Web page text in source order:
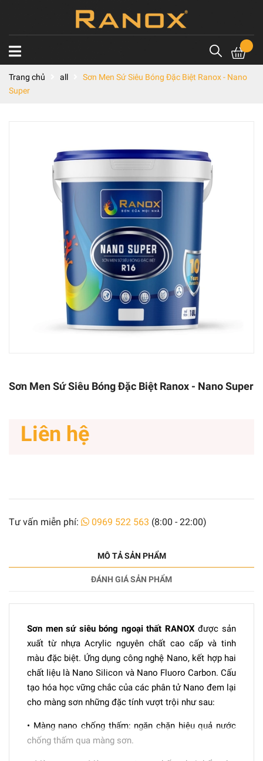
Trang chủ all
Sơn Men Sứ Siêu Bóng Đặc Biệt Ranox - Nano
Super
Sơn Men Sứ Siêu Bóng Đặc Biệt Ranox - Nano Super
Liên hệ
Tư vấn miễn phí: 0969 522 563 (8:00 - 22:00)
MÔ TẢ SẢN PHẨM
ĐÁNH GIÁ SẢN PHẨM
Sơn men sứ siêu bóng ngoại thất RANOX được sản
xuất từ nhựa Acrylic nguyên chất cao cấp và tinh
màu đặc biệt. Ứng dụng công nghệ Nano, kết hợp hai
chất liệu là Nano Silicon và Nano Fluoro Carbon. Cấu
tạo hóa học vững chắc của các phân tử Nano đem lại
cho màng sơn những đặc tính vượt trội như sau:
• Màng nano chống thấm: ngăn chặn hiệu quả nước
chống thấm qua màng sơn.